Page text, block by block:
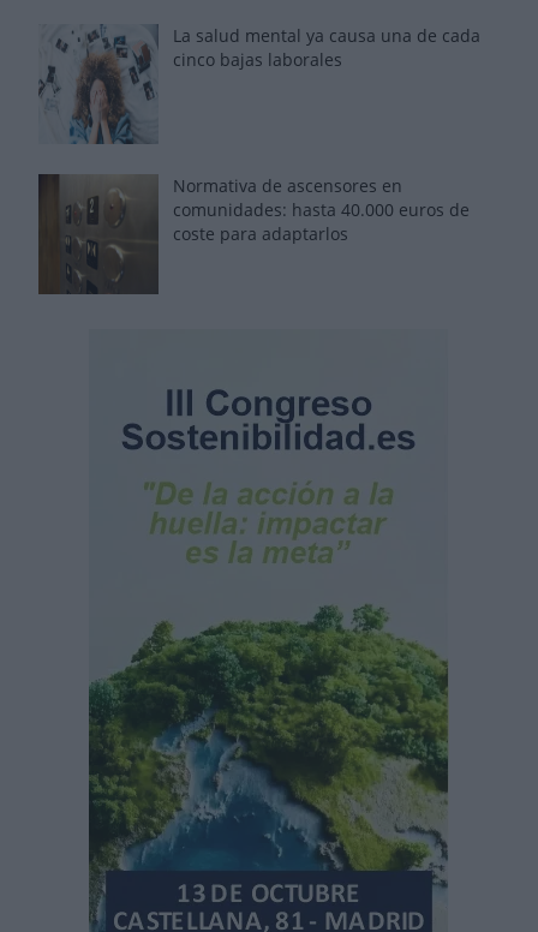
La salud mental ya causa una de cada
cinco bajas laborales
Normativa de ascensores en
comunidades: hasta 40.000 euros de
coste para adaptarlos